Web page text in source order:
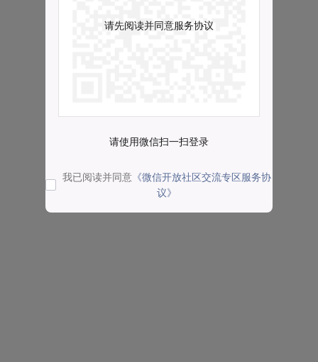
请先阅读并同意服务协议
请使用微信扫一扫登录
我已阅读并同意 《微信开放社区交流专区服务协
议》